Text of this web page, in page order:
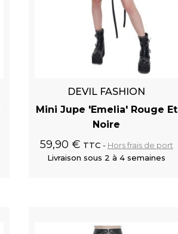
DEVIL FASHION
Mini Jupe 'Emelia' Rouge Et
Noire
59,90 € TTC
Hors frais de port
Livraison sous 2 à 4 semaines